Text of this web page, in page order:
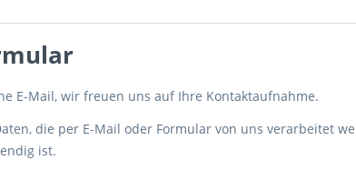
E-Mail, wir freuen uns auf Ihre Kontaktaufnahme.
die per E-Mail oder Formular von uns verarbeitet
ist.